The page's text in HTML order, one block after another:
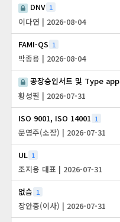
DNV 1
이다연 | 2026-08-04
FAMI-QS 1
박종용 | 2026-08-04
공장승인서트 및 Type approval 서트
황성필 | 2026-07-31
ISO 9001, ISO 14001 1
문영주(소장) | 2026-07-31
UL 1
조지용 대표 | 2026-07-31
없슴 1
장안중(이사) | 2026-07-31